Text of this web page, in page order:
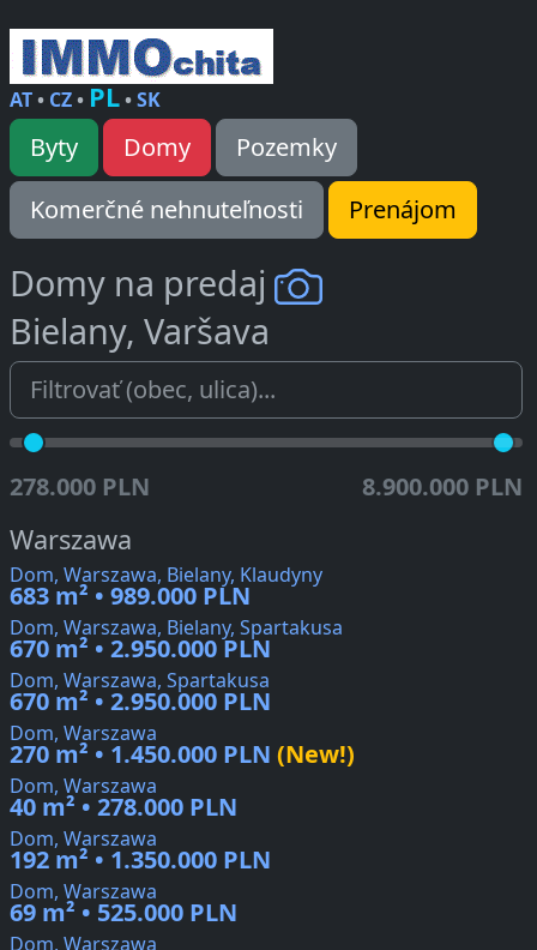
AT• CZ• PL•SK
Byty Domy
Pozemky
Komerčné nehnuteľnosti
Prenájom
Domy na predaj
Bielany, Varšava
278.000 PLN 8.900.000 PLN
Warszawa
Dom, Warszawa, Bielany, Klaudyny
683 m² • 989.000 PLN
Dom, Warszawa, Bielany, Spartakusa
670 m² • 2.950.000 PLN
Dom, Warszawa, Spartakusa
670 m² • 2.950.000 PLN
Dom, Warszawa
270 m² • 1.450.000 PLN (New!)
Dom, Warszawa
40 m² • 278.000 PLN
Dom, Warszawa
192 m² • 1.350.000 PLN
Dom, Warszawa
69 m² • 525.000 PLN
Dom, Warszawa